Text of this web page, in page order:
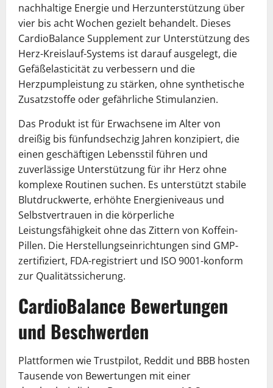
nachhaltige Energie und Herzunterstützung über
vier bis acht Wochen gezielt behandelt. Dieses
CardioBalance Supplement zur Unterstützung des
Herz-Kreislauf-Systems ist darauf ausgelegt, die
Gefäßelasticität zu verbessern und die
Herzpumpleistung zu stärken, ohne synthetische
Zusatzstoffe oder gefährliche Stimulanzien.
Das Produkt ist für Erwachsene im Alter von
dreißig bis fünfundsechzig Jahren konzipiert, die
einen geschäftigen Lebensstil führen und
zuverlässige Unterstützung für ihr Herz ohne
komplexe Routinen suchen. Es unterstützt stabile
Blutdruckwerte, erhöhte Energieniveaus und
Selbstvertrauen in die körperliche
Leistungsfähigkeit ohne das Zittern von Koffein-
Pillen. Die Herstellungseinrichtungen sind GMP-
zertifiziert, FDA-registriert und ISO 9001-konform
zur Qualitätssicherung.
CardioBalance Bewertungen
und Beschwerden
Plattformen wie Trustpilot, Reddit und BBB hosten
Tausende von Bewertungen mit einer